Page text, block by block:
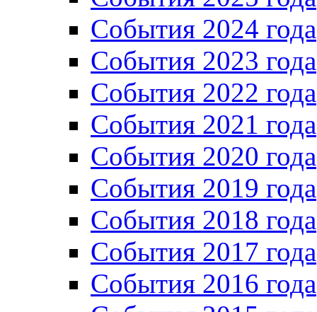
События 2024 года
События 2023 года
Cобытия 2022 года
Cобытия 2021 года
События 2020 года
События 2019 года
События 2018 года
События 2017 года
События 2016 года